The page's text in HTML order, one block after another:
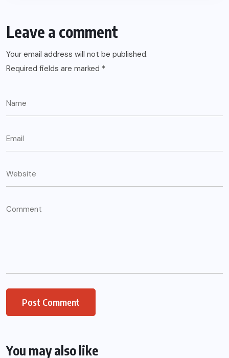
Leave a comment
Your email address will not be published.
Required fields are marked *
You may also like